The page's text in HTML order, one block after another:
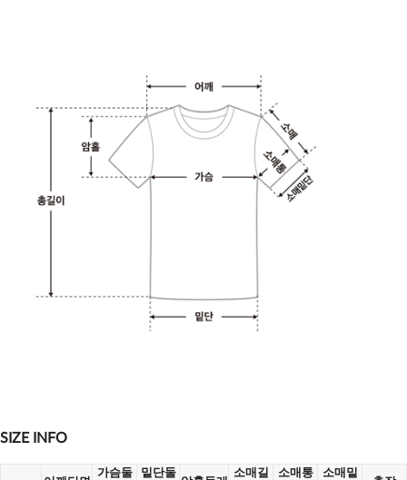
SIZE INFO
가슴둘
밑단둘
소매길
소매통
소매밑